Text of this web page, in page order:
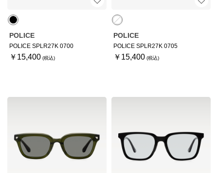
POLICE
POLICE SPLR27K 0700
￥15,400
POLICE
POLICE SPLR27K 0705
￥15,400